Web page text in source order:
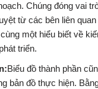
Chúng đóng vai
từ các bên liên
một hiểu biết về
triển.
Biểu đồ thành phần
bản đồ thực hiện.